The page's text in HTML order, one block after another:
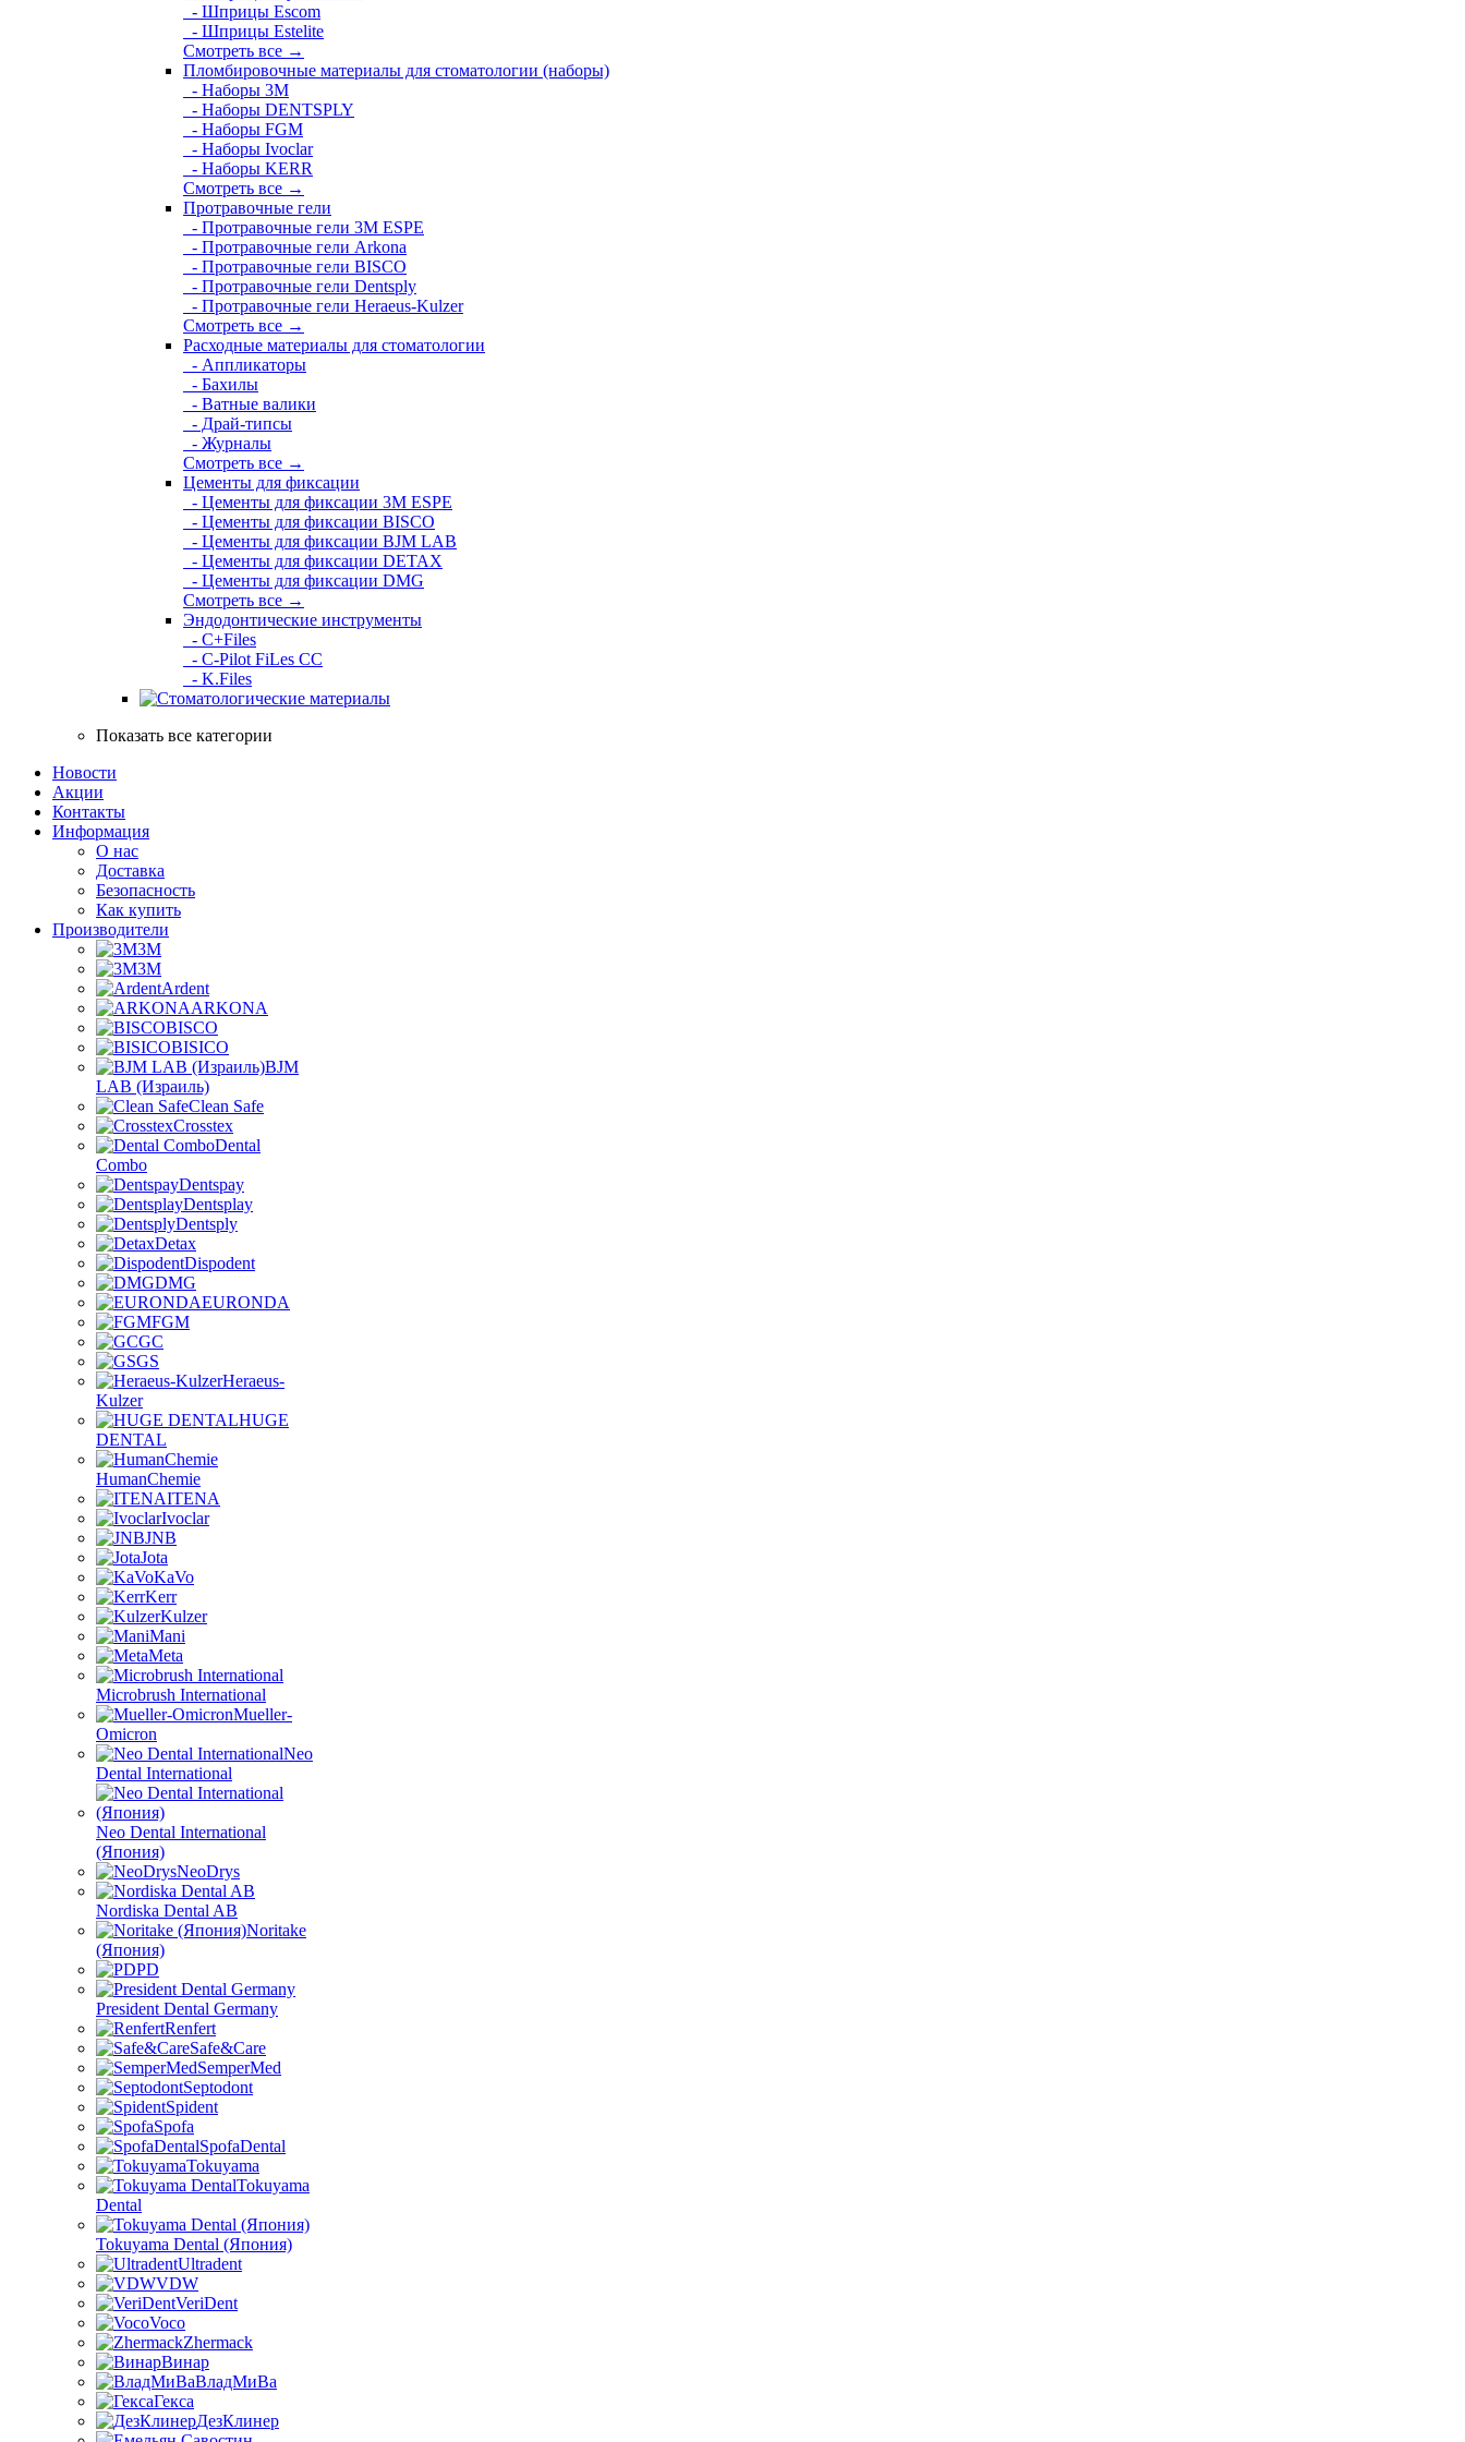
- Шприцы Escom
- Шприцы Estelite
Смотреть все →
Пломбировочные материалы для стоматологии (наборы)
- Наборы 3М
- Наборы DENTSPLY
- Наборы FGM
- Наборы Ivoclar
- Наборы KERR
Смотреть все →
Протравочные гели
- Протравочные гели 3М ESPE
- Протравочные гели Arkona
- Протравочные гели BISCO
- Протравочные гели Dentsply
- Протравочные гели Heraeus-Kulzer
Смотреть все →
Расходные материалы для стоматологии
- Аппликаторы
- Бахилы
- Ватные валики
- Драй-типсы
- Журналы
Смотреть все →
Цементы для фиксации
- Цементы для фиксации 3M ESPE
- Цементы для фиксации BISCO
- Цементы для фиксации BJM LAB
- Цементы для фиксации DETAX
- Цементы для фиксации DMG
Смотреть все →
Эндодонтические инструменты
- C+Files
- C-Pilot FiLes CC
- K.Files
Показать все категории
Новости
Акции
Контакты
Информация
О нас
Доставка
Безопасность
Как купить
Производители
3M
3М
Ardent
ARKONA
BISCO
BISICO
BJM
LAB (Израиль)
Clean Safe
Crosstex
Dental
Combo
Dentspay
Dentsplay
Dentsply
Detax
Dispodent
DMG
EURONDA
FGM
GC
GS
Heraeus-
Kulzer
HUGE
DENTAL
HumanChemie
ITENA
Ivoclar
JNB
Jota
KaVo
Kerr
Kulzer
Mani
Meta
Microbrush International
Mueller-
Omicron
Neo
Dental International
Neo Dental International
(Япония)
NeoDrys
Nordiska Dental AB
Noritake
(Япония)
PD
President Dental Germany
Renfert
Safe&Care
SemperMed
Septodont
Spident
Spofa
SpofaDental
Tokuyama
Tokuyama
Dental
Tokuyama Dental (Япония)
Ultradent
VDW
VeriDent
Voco
Zhermack
Винар
ВладМиВа
Гекса
ДезКлинер